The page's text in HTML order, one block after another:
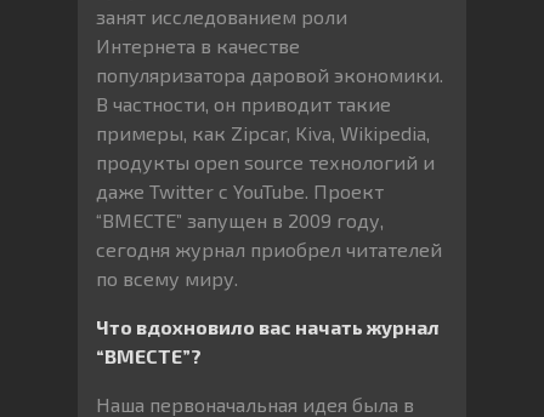
занят исследованием роли
Интернета в качестве
популяризатора даровой экономики.
В частности, он приводит такие
примеры, как Zipcar, Kiva, Wikipedia,
продукты open source технологий и
даже Twitter с YouTube. Проект
“ВМЕСТЕ” запущен в 2009 году,
сегодня журнал приобрел читателей
по всему миру.
Что вдохновило вас начать журнал
“ВМЕСТЕ”?
Наша первоначальная идея была в